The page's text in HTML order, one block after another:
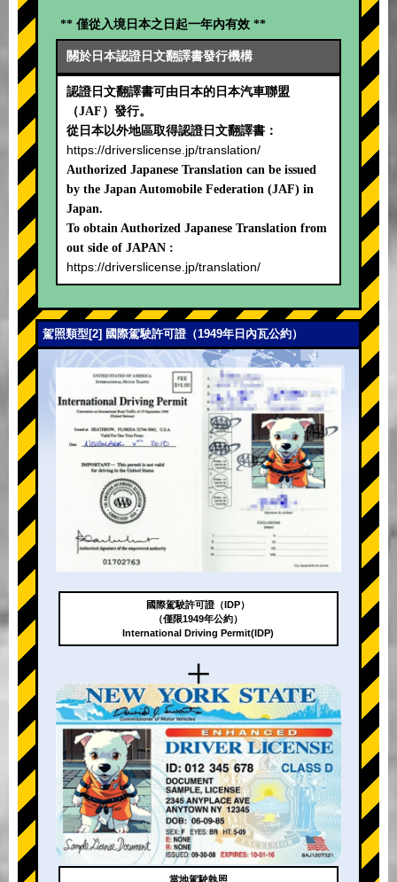
** 僅從入境日本之日起一年內有效 **
關於日本認證日文翻譯書發行機構
認證日文翻譯書可由日本的日本汽車聯盟
（JAF）發行。
從日本以外地區取得認證日文翻譯書：
https://driverslicense.jp/translation/
Authorized Japanese Translation can be issued
by the Japan Automobile Federation (JAF) in
Japan.
To obtain Authorized Japanese Translation from
out side of JAPAN :
https://driverslicense.jp/translation/
駕照類型[2] 國際駕駛許可證（1949年日內瓦公約）
+
國際駕駛許可證（IDP）
（僅限1949年公約）
International Driving Permit(IDP)
當地駕駛執照